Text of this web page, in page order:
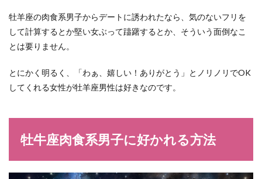
牡羊座の肉食系男子からデートに誘われたなら、気のないフリを
して計算するとか堅い女ぶって躊躇するとか、そういう面倒なこ
とは要りません。
とにかく明るく、「わぁ、嬉しい！ありがとう」とノリノリでOK
してくれる女性が牡羊座男性は好きなのです。
牡牛座肉食系男子に好かれる方法